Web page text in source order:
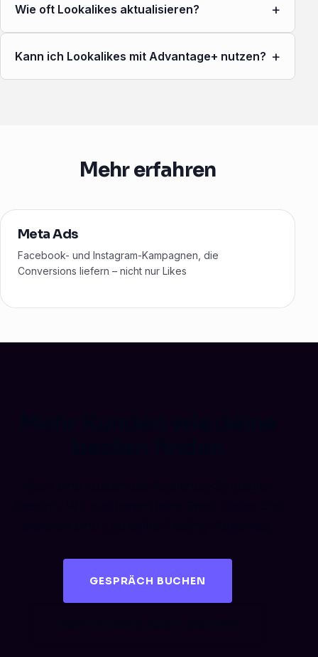
Wie oft Lookalikes aktualisieren? +
Kann ich Lookalikes mit Advantage+ nutzen? +
Mehr erfahren
Meta Ads
Facebook- und Instagram-Kampagnen, die
Conversions liefern – nicht nur Likes
GESPRÄCH BUCHEN